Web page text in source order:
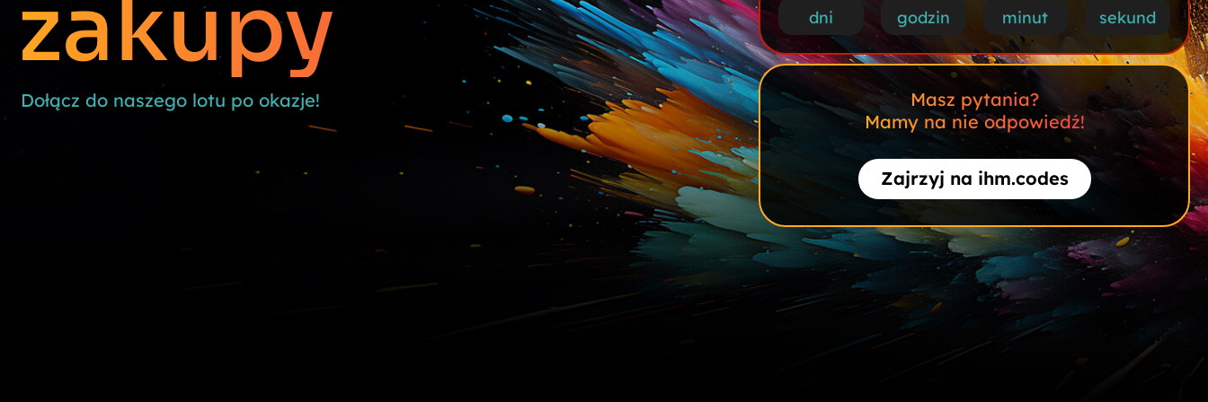
zakupy
Dołącz do naszego lotu po okazje!
dni godzin minut sekund
Masz pytania?
Mamy na nie odpowiedź!
Zajrzyj na ihm.codes